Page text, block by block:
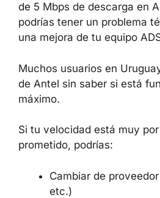
de 5 Mbps de descarga en
podrías tener un problema
una mejora de tu equipo
Muchos usuarios en
de Antel sin saber si está
máximo.
Si tu velocidad está muy
prometido, podrías:
Cambiar de
etc.)